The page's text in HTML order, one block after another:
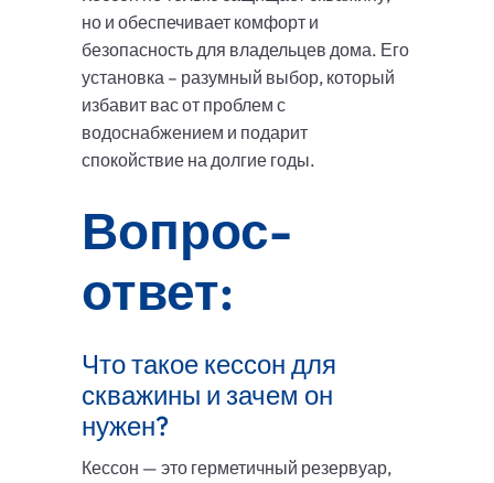
но и обеспечивает комфорт и
безопасность для владельцев дома. Его
установка – разумный выбор, который
избавит вас от проблем с
водоснабжением и подарит
спокойствие на долгие годы.
Вопрос-
ответ:
Что такое кессон для
скважины и зачем он
нужен?
Кессон — это герметичный резервуар,